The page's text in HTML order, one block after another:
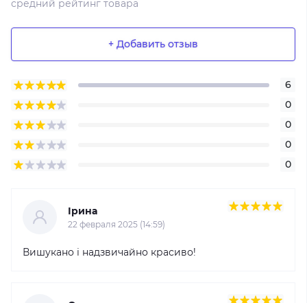
средний рейтинг товара
+ Добавить отзыв
6
0
0
0
0
Ірина
22 февраля 2025 (14:59)
Вишукано і надзвичайно красиво!